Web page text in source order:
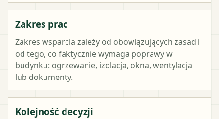
Zakres prac
Zakres wsparcia zależy od obowiązujących zasad i
od tego, co faktycznie wymaga poprawy w
budynku: ogrzewanie, izolacja, okna, wentylacja
lub dokumenty.
Kolejność decyzji